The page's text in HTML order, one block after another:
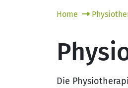
Home
Die